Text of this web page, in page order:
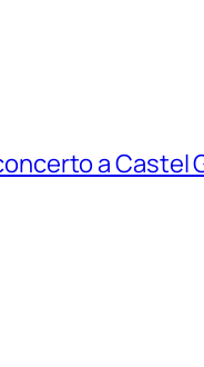
a Castel